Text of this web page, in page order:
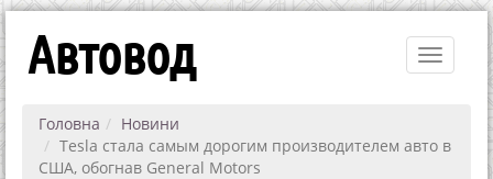
Toggle
Автовод
Головна
Новини
Tesla стала самым дорогим производителем авто в
США, обогнав General Motors